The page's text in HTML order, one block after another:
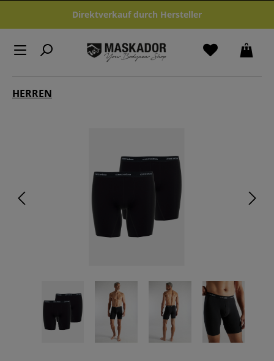
Zum Hauptinhalt springenDirektverkauf durch Hersteller
HERREN